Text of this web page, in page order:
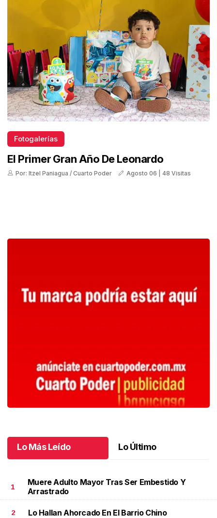
Fotogalerías
El Primer Gran Año De Leonardo
Por: Itzel Paniagua / Cuarto Poder Agosto 06 | 48 Visitas
Lo Más Leído Lo Último
1
Muere Adulto Mayor Tras Ser Embestido Y
Arrastrado
2 Lo Hallan Ahorcado En El Barrio Chino